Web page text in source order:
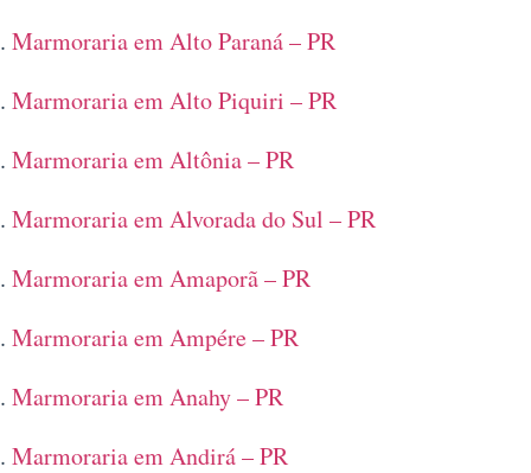
Marmoraria em Alto Paraná – PR
Marmoraria em Alto Piquiri – PR
Marmoraria em Altônia – PR
Marmoraria em Alvorada do Sul – PR
Marmoraria em Amaporã – PR
Marmoraria em Ampére – PR
Marmoraria em Anahy – PR
Marmoraria em Andirá – PR